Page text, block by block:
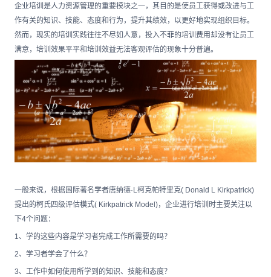
企业培训是人力资源管理的重要模块之一，其目的是使员工获得或改进与工
作有关的知识、技能、态度和行为，提升其绩效，以更好地实现组织目标。
然而，现实的培训实践往往不尽如人意，投入不菲的培训费用却没有让员工
满意，培训效果平平和培训效益无法客观评估的现象十分普遍。
一般来说，根据国际著名学者唐纳德·L柯克帕特里克( Donald L Kirkpatrick)
提出的柯氏四级评估模式( Kirkpatrick Model)，企业进行培训时主要关注以
下4个问题：
1、学的这些内容是学习者完成工作所需要的吗？
2、学习者学会了什么？
3、工作中如何使用所学到的知识、技能和态度？